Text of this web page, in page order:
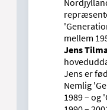
mellem
Jens
Jens er
Nemlig
1989 – og